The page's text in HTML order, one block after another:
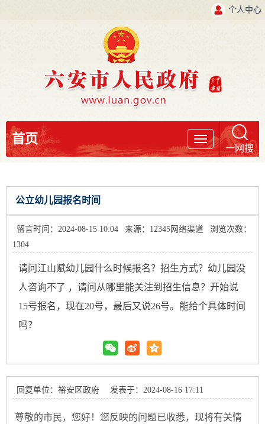
个人中心
导
航
首页
一网搜
公立幼儿园报名时间
留言时间：2024-08-15 10:04 来源：12345网络渠道
浏览次数：
1304
请问江山赋幼儿园什么时候报名？招生方式？幼儿园没
人咨询不了 ，请问从哪里能关注到招生信息？开始说
15号报名，现在20号，最后又说26号。能给个具体时间
吗？
回复单位：裕安区政府 发表于：2024-08-16 17:11
尊敬的市民，您好！您反映的问题已收悉，现将有关情